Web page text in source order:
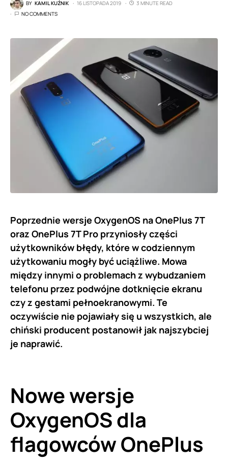
BY KAMIL KUŹNIK 16 LISTOPADA 2019
3 MINUTE READ
NO COMMENTS
Poprzednie wersje OxygenOS na OnePlus 7T
oraz OnePlus 7T Pro przyniosły części
użytkowników błędy, które w codziennym
użytkowaniu mogły być uciążliwe. Mowa
między innymi o problemach z wybudzaniem
telefonu przez podwójne dotknięcie ekranu
czy z gestami pełnoekranowymi. Te
oczywiście nie pojawiały się u wszystkich, ale
chiński producent postanowił jak najszybciej
je naprawić.
Nowe wersje
OxygenOS dla
flagowców OnePlus